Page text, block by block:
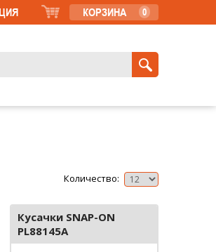
КОРЗИНА 0
Количество:
Кусачки SNAP-ON
PL88145A